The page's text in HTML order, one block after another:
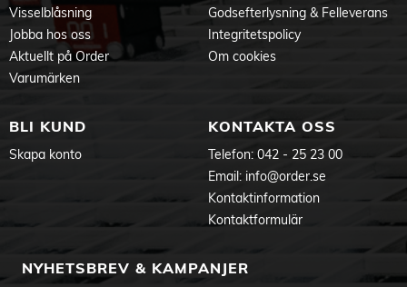
Visselblåsning
Jobba hos oss
Aktuellt på Order
Varumärken
Godsefterlysning & Felleverans
Integritetspolicy
Om cookies
BLI KUND
Skapa konto
KONTAKTA OSS
Telefon: 042 - 25 23 00
Email: info@order.se
Kontaktinformation
Kontaktformulär
NYHETSBREV & KAMPANJER